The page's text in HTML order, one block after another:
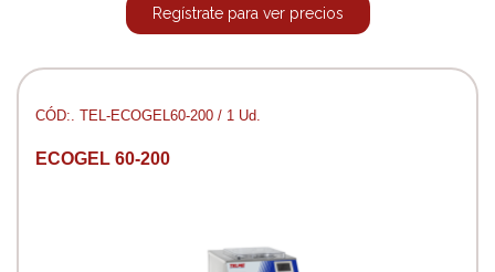
Regístrate para ver precios
CÓD:. TEL-ECOGEL60-200 / 1 Ud.
ECOGEL 60-200